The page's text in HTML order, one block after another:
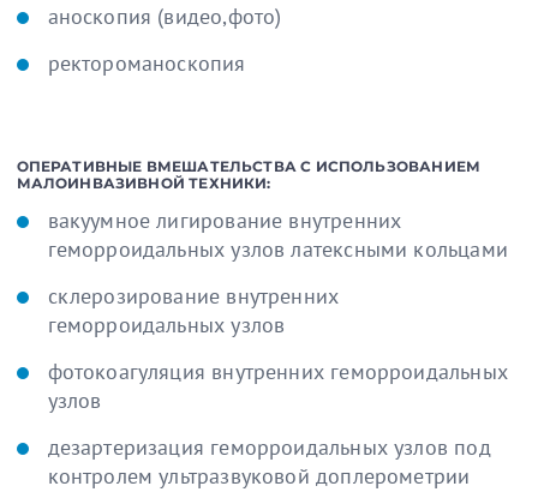
аноскопия (видео,фото)
ректороманоскопия
ОПЕРАТИВНЫЕ ВМЕШАТЕЛЬСТВА С ИСПОЛЬЗОВАНИЕМ
МАЛОИНВАЗИВНОЙ ТЕХНИКИ:
вакуумное лигирование внутренних
геморроидальных узлов латексными кольцами
склерозирование внутренних
геморроидальных узлов
фотокоагуляция внутренних геморроидальных
узлов
дезартеризация геморроидальных узлов под
контролем ультразвуковой доплерометрии